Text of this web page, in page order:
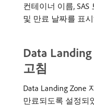
컨테이너 이름, SAS
및 만료 날짜를 표
Data
고침
Data Landing Zone
만료되도록 설정되